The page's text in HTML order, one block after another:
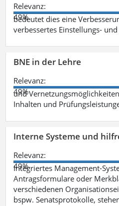
Relevanz:
49%
bedeutet dies eine
verbessertes Einstellungs-
BNE in der Lehre
Relevanz:
49%
und
Inhalten und
Interne Systeme und
Relevanz:
49%
Integriertes Management-
Antragsformulare oder
verschiedenen
bspw. Senatsprotokolle,